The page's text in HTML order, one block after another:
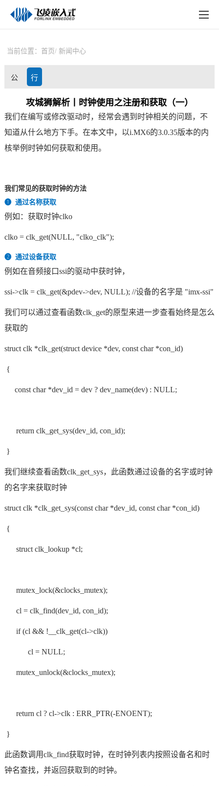
技术与支持
在线文档
方案定制
关于飞凌
淘宝商城
新闻中心
技术论坛
在线购买
当前位置： 首页 新闻中心
公
动
行
业
资
攻城狮解析丨时钟使用之注册和获取（一）
我们在编写或修改驱动时，经常会遇到 时钟相关的问题，不
知道从什么地方下手。在本文中，以i.MX6的3.0.35版本的内
核举例时钟如何获取和使用。
我们常见的获取时钟的方法
❶ 通过名称获取
例如：获取时钟clko
clko = clk_get(NULL, "clko_clk");
❷ 通过设备获取
例如在音频接口ssi的驱动中获时钟，
ssi->clk = clk_get(&pdev->dev, NULL); //设备的名字是 "imx-ssi"
我们可以通过查看函数clk_get的原型来进一步查看始终是怎么
获取的
struct clk *clk_get(struct device *dev, const char *con_id)
{
const char *dev_id = dev ? dev_name(dev) : NULL;
return clk_get_sys(dev_id, con_id);
}
我们继续查看函数clk_get_sys，此函数通过设备的名字或时钟
的名字来获取时钟
struct clk *clk_get_sys(const char *dev_id, const char *con_id)
{
struct clk_lookup *cl;
mutex_lock(&clocks_mutex);
cl = clk_find(dev_id, con_id);
if (cl && !__clk_get(cl->clk))
cl = NULL;
mutex_unlock(&clocks_mutex);
return cl ? cl->clk : ERR_PTR(-ENOENT);
}
此函数调用clk_find获取时钟，在时钟列表内按照设备名和时
钟名查找，并返回获取到的时钟。